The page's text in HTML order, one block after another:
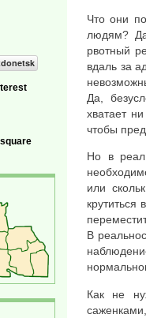
Что они
людям?
рвотный
вдаль за
Да,
хватает
чтобы
Но в
или
В
Как не